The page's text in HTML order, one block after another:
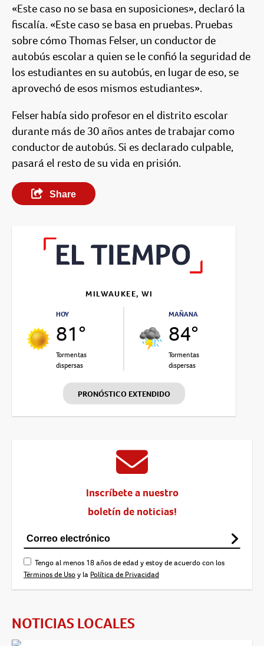
«Este caso no se basa en suposiciones», declaró la
fiscalía. «Este caso se basa en pruebas. Pruebas
sobre cómo Thomas Felser, un conductor de
autobús escolar a quien se le confió la seguridad de
los estudiantes en su autobús, en lugar de eso, se
aprovechó de esos mismos estudiantes».
Felser había sido profesor en el distrito escolar
durante más de 30 años antes de trabajar como
conductor de autobús. Si es declarado culpable,
pasará el resto de su vida en prisión.
Share
MILWAUKEE, WI
HOY
81°
Tormentas
dispersas
MAÑANA
84°
Tormentas
dispersas
PRONÓSTICO EXTENDIDO
Inscríbete a nuestro
boletín de noticias!
Tengo al menos 18 años de edad y estoy de acuerdo con los
Términos de Usoy la Política de Privacidad
NOTICIAS LOCALES